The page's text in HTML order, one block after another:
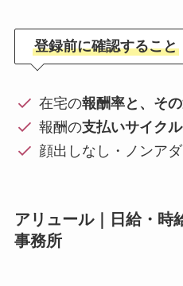
登録前に確認すること
在宅の報酬率と、そ
報酬の支払いサイクル
顔出しなし・ノンア
アリュール｜日給・時
事務所